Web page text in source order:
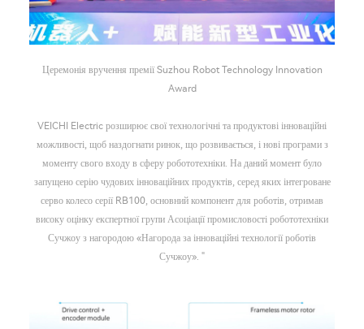
Церемонія вручення премії Suzhou Robot Technology Innovation
Award
VEICHI Electric розширює свої технологічні та продуктові інноваційні
можливості, щоб наздогнати ринок, що розвивається, і нові програми з
моменту свого входу в сферу робототехніки. На даний момент було
запущено серію чудових інноваційних продуктів, серед яких інтегроване
серво колесо серії RB100, основний компонент для роботів, отримав
високу оцінку експертної групи Асоціації промисловості робототехніки
Сучжоу з нагородою «Нагорода за інноваційні технології роботів
Сучжоу». "